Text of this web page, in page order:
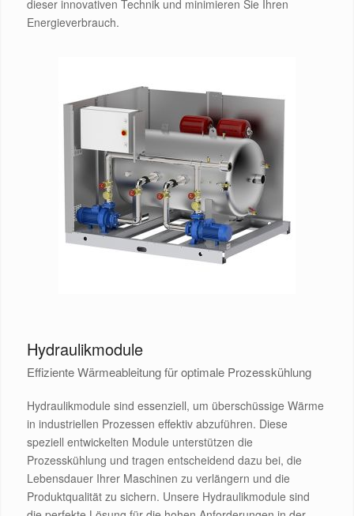
dieser innovativen Technik und minimieren Sie Ihren
Energieverbrauch.
Hydraulikmodule
Effiziente Wärmeableitung für optimale Prozesskühlung
Hydraulikmodule sind essenziell, um überschüssige Wärme
in industriellen Prozessen effektiv abzuführen. Diese
speziell entwickelten Module unterstützen die
Prozesskühlung und tragen entscheidend dazu bei, die
Lebensdauer Ihrer Maschinen zu verlängern und die
Produktqualität zu sichern. Unsere Hydraulikmodule sind